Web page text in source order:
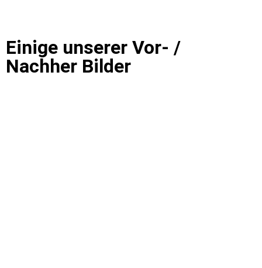
Einige unserer Vor- /
Nachher Bilder